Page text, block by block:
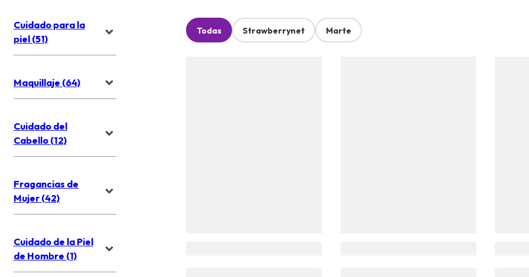
Cuidado para la
piel (51)
Maquillaje (64)
Cuidado del
Cabello (12)
Fragancias de
Mujer (42)
Cuidado de la Piel
de Hombre (1)
Todas Strawberrynet Marte